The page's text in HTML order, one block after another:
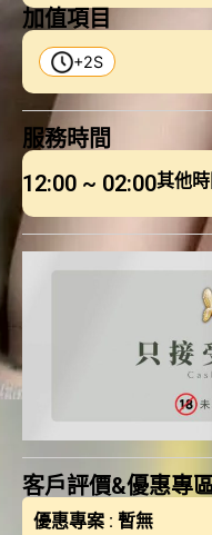
加值項目
+2S
服務時間
12:00 ~ 02:00其他
客戶評價&優惠專
優惠專案 : 暫無